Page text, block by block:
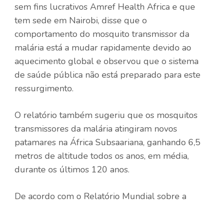
sem fins lucrativos Amref Health Africa e que
tem sede em Nairobi, disse que o
comportamento do mosquito transmissor da
malária está a mudar rapidamente devido ao
aquecimento global e observou que o sistema
de saúde pública não está preparado para este
ressurgimento.
O relatório também sugeriu que os mosquitos
transmissores da malária atingiram novos
patamares na África Subsaariana, ganhando 6,5
metros de altitude todos os anos, em média,
durante os últimos 120 anos.
De acordo com o Relatório Mundial sobre a